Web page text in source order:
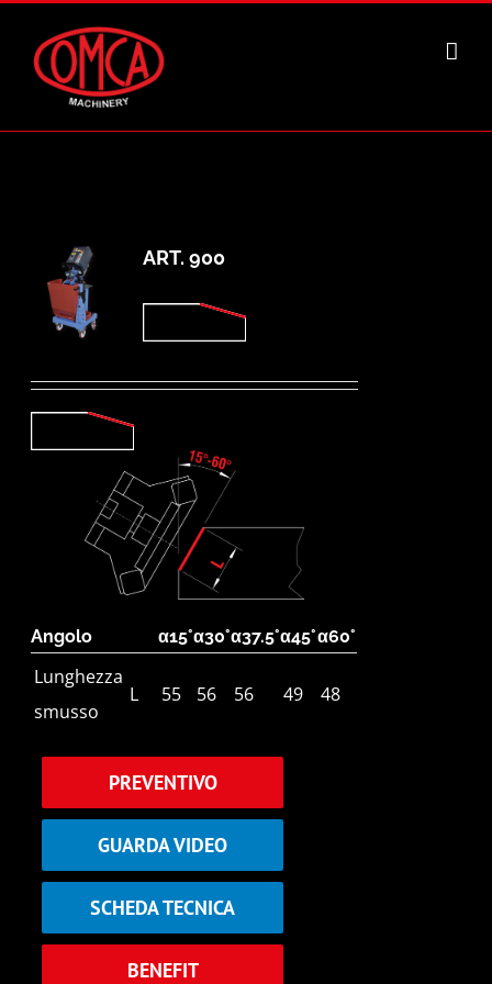
contenuto
ART. 900
Angolo α15°α30°α37.5°α45°α60°
Lunghezza
smusso
L 55 56 56 49 48
PREVENTIVO
GUARDA VIDEO
SCHEDA TECNICA
BENEFIT